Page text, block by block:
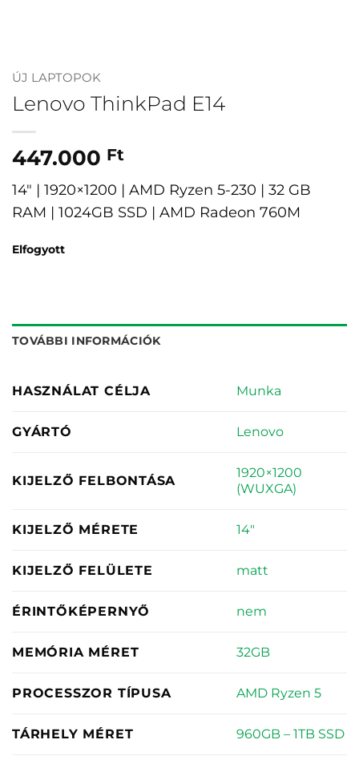
ÚJ LAPTOPOK
Lenovo ThinkPad E14
447.000 Ft
14″ | 1920×1200 | AMD Ryzen 5-230 | 32 GB
RAM | 1024GB SSD | AMD Radeon 760M
Elfogyott
TOVÁBBI INFORMÁCIÓK
HASZNÁLAT CÉLJA Munka
GYÁRTÓ Lenovo
KIJELZŐ FELBONTÁSA
1920×1200
(WUXGA)
KIJELZŐ MÉRETE 14"
KIJELZŐ FELÜLETE matt
ÉRINTŐKÉPERNYŐ nem
MEMÓRIA MÉRET 32GB
PROCESSZOR TÍPUSA AMD Ryzen 5
TÁRHELY MÉRET 960GB – 1TB SSD